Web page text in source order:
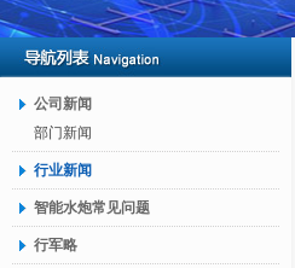
公司新闻
部门新闻
行业新闻
智能水炮常见问题
行军略